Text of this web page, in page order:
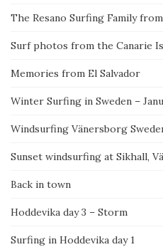
The Resano Surfing Family
Surf photos from the Canarie
Memories from El Salvador
Winter Surfing in Sweden –
Windsurfing Vänersborg
Sunset windsurfing at Sikhall,
Back in town
Hoddevika day 3 – Storm
Surfing in Hoddevika day 1